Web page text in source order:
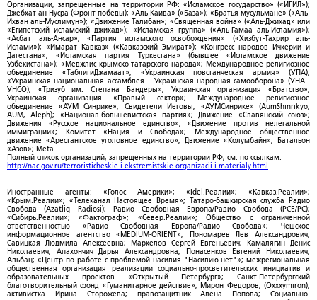
Организации, запрещенные на территории РФ: «Исламское государство» («ИГИЛ»);
Джебхат ан-Нусра (Фронт победы); «Аль-Каида» («База»); «Братья-мусульмане» («Аль-
Ихван аль-Муслимун»); «Движение Талибан»; «Священная война» («Аль-Джихад» или
«Египетский исламский джихад»); «Исламская группа» («Аль-Гамаа аль-Исламия»);
«Асбат аль-Ансар»; «Партия исламского освобождения» («Хизбут-Тахрир аль-
Ислами»); «Имарат Кавказ» («Кавказский Эмират»); «Конгресс народов Ичкерии и
Дагестана»; «Исламская партия Туркестана» (бывшее «Исламское движение
Узбекистана»); «Меджлис крымско-татарского народа»; Международное религиозное
объединение «ТаблигиДжамаат»; «Украинская повстанческая армия» (УПА);
«Украинская национальная ассамблея – Украинская народная самооборона» (УНА -
УНСО); «Тризуб им. Степана Бандеры»; Украинская организация «Братство»;
Украинская организация «Правый сектор»; Международное религиозное
объединение «АУМ Синрике»; Свидетели Иеговы; «АУМСинрике» (AumShinrikyo,
AUM, Aleph); «Национал-большевистская партия»; Движение «Славянский союз»;
Движения «Русское национальное единство»; «Движение против нелегальной
иммиграции»; Комитет «Нация и Свобода»; Международное общественное
движение «Арестантское уголовное единство»; Движение «Колумбайн»; Батальон
«Азов»; Meta
Полный список организаций, запрещенных на территории РФ, см. по ссылкам:
http://nac.gov.ru/terroristicheskie-i-ekstremistskie-organizacii-i-materialy.html
Иностранные агенты: «Голос Америки»; «Idel.Реалии»; «Кавказ.Реалии»;
«Крым.Реалии»; «Телеканал Настоящее Время»; Татаро-башкирская служба Радио
Свобода (Azatliq Radiosi); Радио Свободная Европа/Радио Свобода (PCE/PC);
«Сибирь.Реалии»; «Фактограф»; «Север.Реалии»; Общество с ограниченной
ответственностью «Радио Свободная Европа/Радио Свобода»; Чешское
информационное агентство «MEDIUM-ORIENT»; Пономарев Лев Александрович;
Савицкая Людмила Алексеевна; Маркелов Сергей Евгеньевич; Камалягин Денис
Николаевич; Апахончич Дарья Александровна; Понасенков Евгений Николаевич;
Альбац; «Центр по работе с проблемой насилия "Насилию.нет"»; межрегиональная
общественная организация реализации социально-просветительских инициатив и
образовательных проектов «Открытый Петербург»; Санкт-Петербургский
благотворительный фонд «Гуманитарное действие»; Мирон Федоров; (Oxxxymiron);
активистка Ирина Сторожева; правозащитник Алена Попова; Социально-